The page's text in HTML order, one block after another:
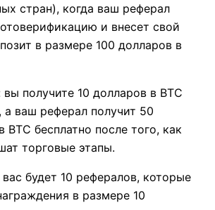
стран), когда ваш реферал
и внесет свой
в размере 100 долларов в
вы получите 10 долларов в BTC
а ваш реферал получит 50
BTC бесплатно после того, как
торговые этапы.
будет 10 рефералов, которые
в размере 10